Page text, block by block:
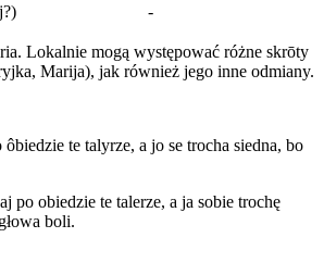
-
Lokalnie mogą występować różne skrōty
Marija), jak również jego inne odmiany.
te talyrze, a jo se trocha siedna, bo
po obiedzie te talerze, a ja sobie trochę
boli.